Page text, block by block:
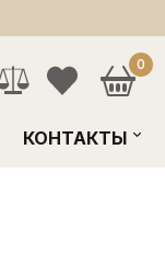
0
КОНТАКТЫ